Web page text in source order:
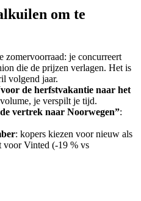
om te
zomervoorraad: je concurreert
die de prijzen verlagen. Het is
volgend jaar.
de herfstvakantie naar het
je verspilt je tijd.
vertrek naar Noorwegen”:
: kopers kiezen voor nieuw als
voor Vinted (-19 % vs